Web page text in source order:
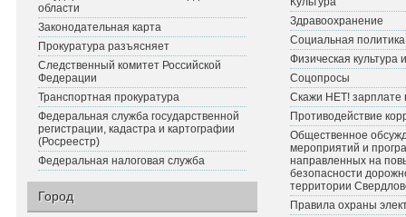
области
Законодательная карта
Прокуратура разъясняет
Следственный комитет Российской
Федерации
Транспортная прокуратура
Федеральная служба государственной
регистрации, кадастра и картографии
(Росреестр)
Федеральная налоговая служба
Город
Здравоохранение
Социальная политика
Физическая культура
Соцопросы
Скажи НЕТ! зарплате
Противодействие
Общественное
мероприятий и
направленных на
безопасности
территории
Правила охраны